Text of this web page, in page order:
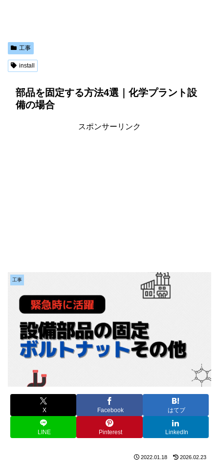
工事
install
部品を固定する方法4選｜化学プラント設
備の場合
スポンサーリンク
工事
X Facebook はてブ
LINE Pinterest LinkedIn
2022.01.18 2026.02.23